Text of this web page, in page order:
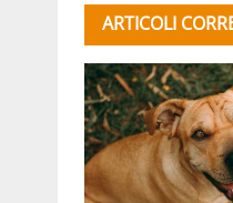
ARTICOLI